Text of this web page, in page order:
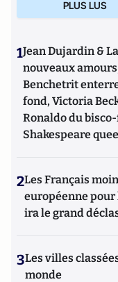
PLUS LUS
1Jean Dujardin &
nouveaux
Benchetrit
fond, Victoria
Ronaldo du
Shakespeare
2Les Français
européenne pour
ira le grand
3Les villes
monde